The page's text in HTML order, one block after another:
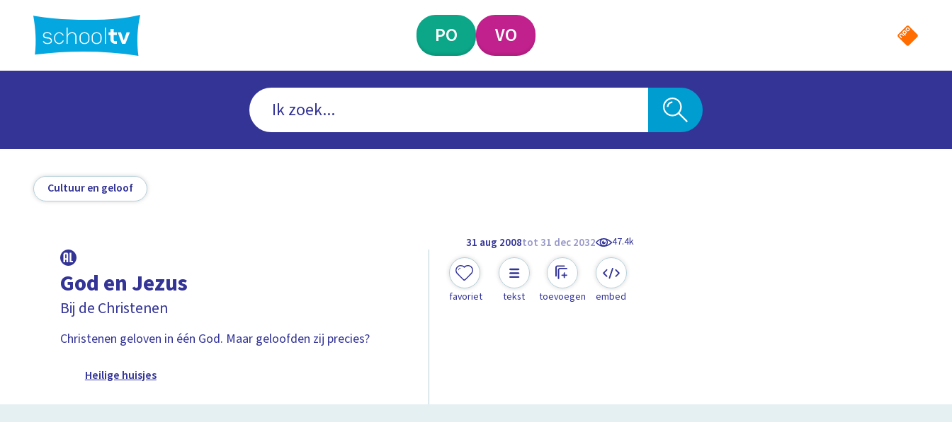
hoofdinhoud
PO VO
Cultuur en geloof
31 aug 2008tot 31 dec 2032 47.4k
God en Jezus
Bij de Christenen
Christenen geloven in één God. Maar geloofden zij precies?
Heilige huisjes
favoriet tekst toevoegen embed